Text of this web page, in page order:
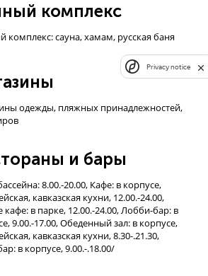
комплекс
комплекс: сауна, хамам, русская баня
одежды, пляжных принадлежностей,
и бары
8.00.-20.00, Кафе: в корпусе,
кавказская кухни, 12.00.-24.00,
кафе: в парке, 12.00.-24.00, Лобби-бар: в
9.00.-17.00, Обеденный зал: в корпусе,
кавказская кухни, 8.30-.21.30,
в корпусе, 9.00.-.18.00/
Privacy notice